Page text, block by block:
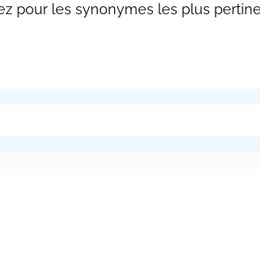
pour les synonymes les plus